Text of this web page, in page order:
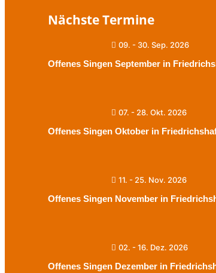
Nächste Termine
09. - 30. Sep. 2026
Offenes Singen September in
07. - 28. Okt. 2026
Offenes Singen Oktober in
11. - 25. Nov. 2026
Offenes Singen November in
02. - 16. Dez. 2026
Offenes Singen Dezember in